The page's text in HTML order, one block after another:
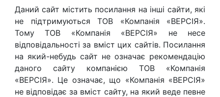
Даний сайт містить посилання на інші сайти, які
не підтримуються ТОВ «Компанія «ВЕРСІЯ».
Тому ТОВ «Компанія «ВЕРСІЯ» не несе
відповідальності за вміст цих сайтів. Посилання
на який-небудь сайт не означає рекомендацію
даного сайту компанією ТОВ «Компанія
«ВЕРСІЯ». Це означає, що «Компанія «ВЕРСІЯ»
не відповідає за вміст сайту, на який веде певне